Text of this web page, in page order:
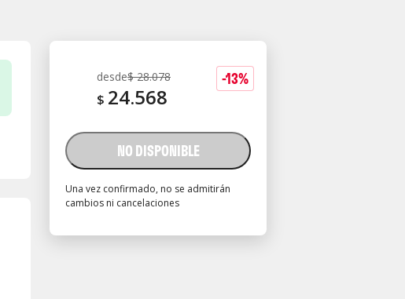
-13%
desde$ 28.078
$ 24.568
NO DISPONIBLE
Una vez confirmado, no se admitirán
cambios ni cancelaciones